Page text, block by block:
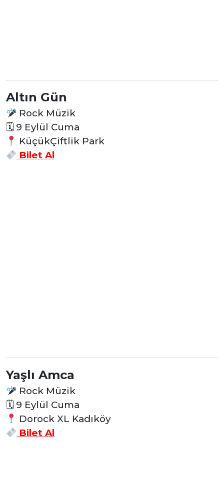
Altın Gün
Rock Müzik
🗓 9 Eylül Cuma
KüçükÇiftlik Park
Bilet Al
Yaşlı Amca
Rock Müzik
🗓 9 Eylül Cuma
Dorock XL Kadıköy
Bilet Al